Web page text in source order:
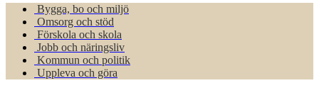
Bygga, bo och miljö
Omsorg och stöd
Förskola och skola
Jobb och näringsliv
Kommun och politik
Uppleva och göra